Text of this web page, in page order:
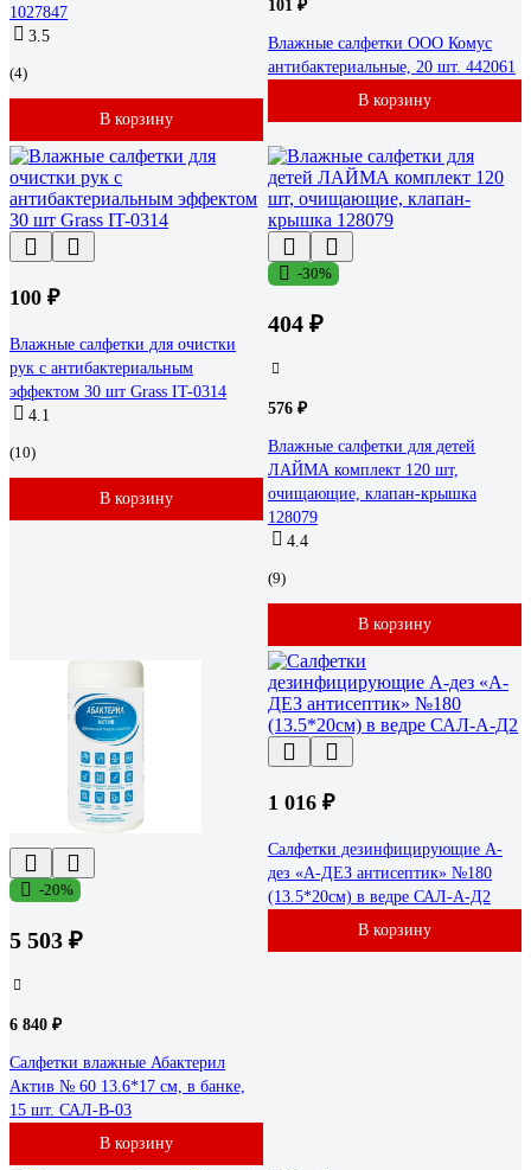
1027847
3.5
(4)
В корзину
101 ₽
Влажные салфетки ООО Комус
антибактериальные, 20 шт. 442061
В корзину
100 ₽
Влажные салфетки для очистки
рук с антибактериальным
эффектом 30 шт Grass IT-0314
4.1
(10)
В корзину
-30%
404 ₽
576 ₽
Влажные салфетки для детей
ЛАЙМА комплект 120 шт,
очищающие, клапан-крышка
128079
4.4
(9)
В корзину
-20%
5 503 ₽
6 840 ₽
Салфетки влажные Абактерил
Актив № 60 13.6*17 см, в банке,
15 шт. САЛ-В-03
В корзину
1 016 ₽
Салфетки дезинфицирующие А-
дез «А-ДЕЗ антисептик» №180
(13.5*20см) в ведре САЛ-А-Д2
В корзину